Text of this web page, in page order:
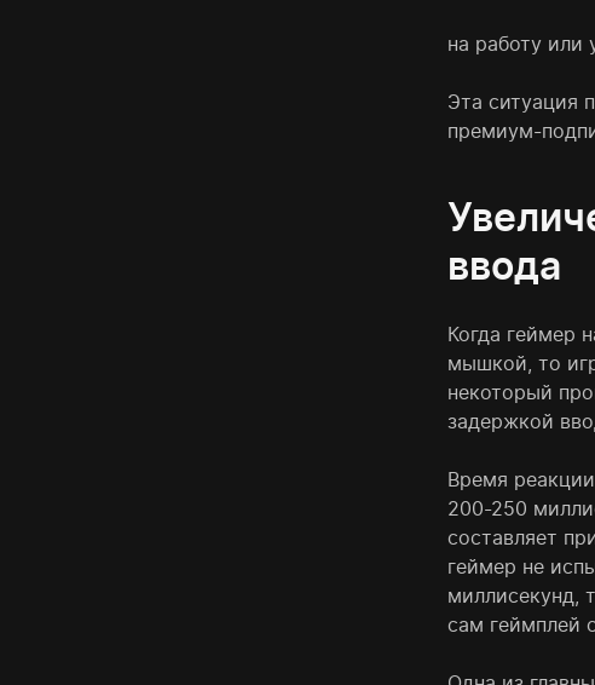
на работу или
Эта ситуация
премиум-
ввода
Когда геймер
мышкой, то
некоторый
задержкой
Время
200-250
составляет
геймер не
миллисекунд,
сам геймплей